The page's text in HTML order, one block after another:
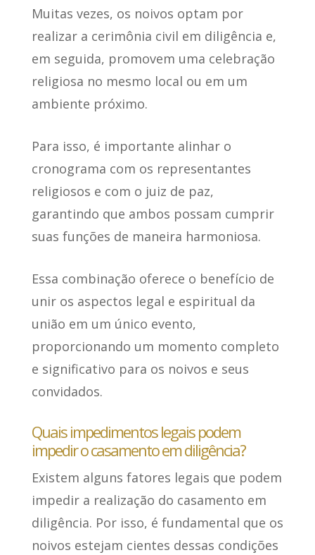
Muitas vezes, os noivos optam por
realizar a cerimônia civil em diligência e,
em seguida, promovem uma celebração
religiosa no mesmo local ou em um
ambiente próximo.
Para isso, é importante alinhar o
cronograma com os representantes
religiosos e com o juiz de paz,
garantindo que ambos possam cumprir
suas funções de maneira harmoniosa.
Essa combinação oferece o benefício de
unir os aspectos legal e espiritual da
união em um único evento,
proporcionando um momento completo
e significativo para os noivos e seus
convidados.
Quais impedimentos legais podem
impedir o casamento em diligência?
Existem alguns fatores legais que podem
impedir a realização do casamento em
diligência. Por isso, é fundamental que os
noivos estejam cientes dessas condições